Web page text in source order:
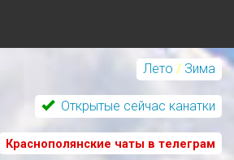
Лето / Зима
Открытые сейчас канатки
Краснополянские чаты в телеграм